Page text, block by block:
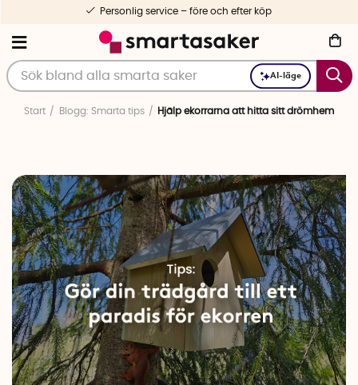
AI-läge
Personlig service – före och efter köp
Start Blogg: Smarta tips Hjälp ekorrarna att hitta sitt drömhem